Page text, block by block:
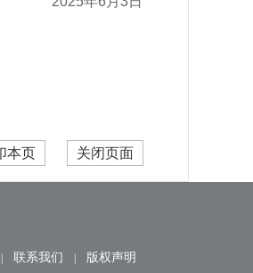
本页 关闭页面
联系我们 版权声明